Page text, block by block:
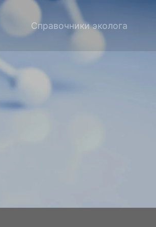
Справочники эколога